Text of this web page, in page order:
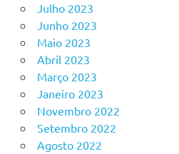
Julho 2023
Junho 2023
Maio 2023
Abril 2023
Março 2023
Janeiro 2023
Novembro 2022
Setembro 2022
Agosto 2022